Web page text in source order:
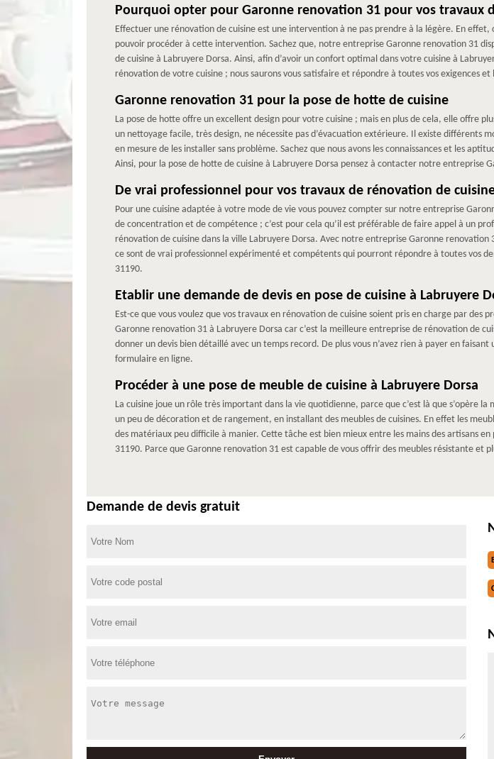
Pourquoi opter pour Garonne renovation 31 pour vos travaux
Effectuer une rénovation de cuisine est une intervention à ne pas prendre à la légère. En
pouvoir procéder à cette intervention. Sachez que, notre entreprise Garonne renovation 31
de cuisine à Labruyere Dorsa. Ainsi, afin d’avoir un confort optimal dans votre cuisine à
rénovation de votre cuisine ; nous saurons vous satisfaire et répondre à toutes vos exigences et
Garonne renovation 31 pour la pose de hotte de cuisine
La pose de hotte offre un excellent design pour votre cuisine ; mais en plus de cela, elle offre
un nettoyage facile, très design, ne nécessite pas d’évacuation extérieure. Il existe
en mesure de les installer sans problème. Sachez que nous avons les connaissances et les
Ainsi, pour la pose de hotte de cuisine à Labruyere Dorsa pensez à contacter notre entreprise
De vrai professionnel pour vos travaux de rénovation de
Pour une cuisine adaptée à votre mode de vie vous pouvez compter sur notre entreprise
de concentration et de compétence ; c’est pour cela qu’il est préférable de faire appel à un
rénovation de cuisine dans la ville Labruyere Dorsa. Avec notre entreprise Garonne renovation
ce sont de vrai professionnel expérimenté et compétents qui pourront répondre à toutes vos
31190.
Etablir une demande de devis en pose de cuisine à Labruyere
Est-ce que vous voulez que vos travaux en rénovation de cuisine soient pris en charge par
Garonne renovation 31 à Labruyere Dorsa car c’est la meilleure entreprise de rénovation de
donner un devis bien détaillé avec un temps record. De plus vous n’avez rien à payer en
formulaire en ligne.
Procéder à une pose de meuble de cuisine à Labruyere Dorsa
La cuisine joue un rôle très important dans la vie quotidienne, parce que c’est là que s’opère
un peu de décoration et de rangement, en installant des meubles de cuisines. En effet les
des matériaux peu difficile à manier. Cette tâche est bien mieux entre les mains des artisans
31190. Parce que Garonne renovation 31 est capable de vous offrir des meubles résistante et
Demande de devis gratuit